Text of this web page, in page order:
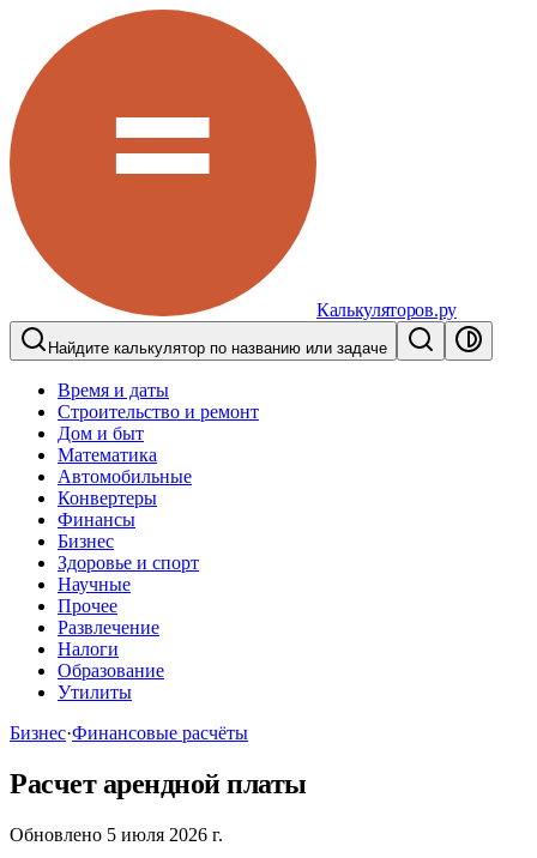
Калькуляторов.ру
Найдите калькулятор по названию или задаче
Время и даты
Строительство и ремонт
Дом и быт
Математика
Автомобильные
Конвертеры
Финансы
Бизнес
Здоровье и спорт
Научные
Прочее
Развлечение
Налоги
Образование
Утилиты
Бизнес·Финансовые расчёты
Расчет арендной платы
Обновлено 5 июля 2026 г.